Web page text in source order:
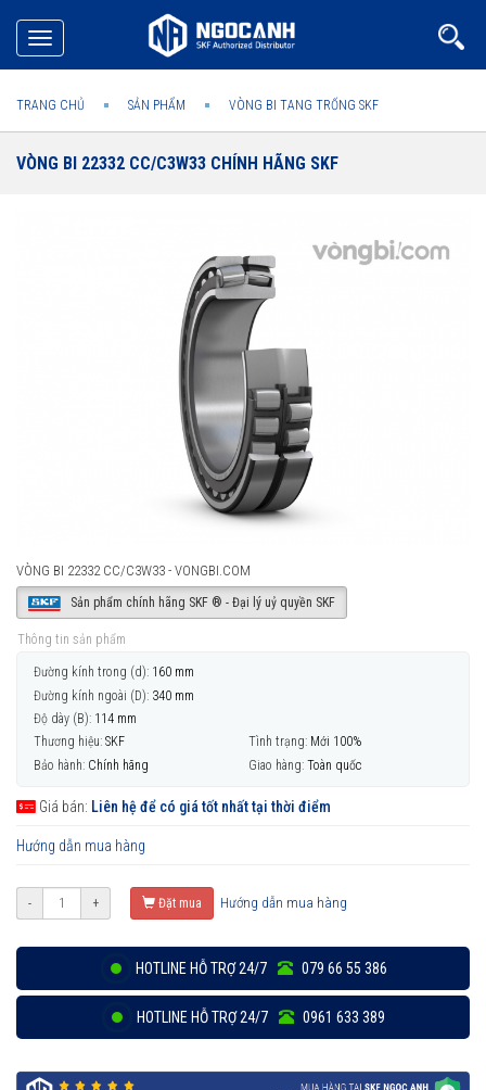
Toggle
navigation
TRANG CHỦ SẢN PHẨM VÒNG BI TANG TRỐNG SKF
VÒNG BI 22332 CC/C3W33 CHÍNH HÃNG SKF
VÒNG BI 22332 CC/C3W33 - VONGBI.COM
Sản phẩm chính hãng SKF ® - Đại lý uỷ quyền SKF
Thông tin sản phẩm
Đường kính trong (d): 160 mm
Đường kính ngoài (D): 340 mm
Độ dày (B): 114 mm
Thương hiệu: SKF Tình trạng: Mới 100%
Bảo hành: Chính hãng Giao hàng: Toàn quốc
Giá bán: Liên hệ để có giá tốt nhất tại thời điểm
Hướng dẫn mua hàng
- + Đặt mua Hướng dẫn mua hàng
HOTLINE HỖ TRỢ 24/7 079 66 55 386
HOTLINE HỖ TRỢ 24/7 0961 633 389